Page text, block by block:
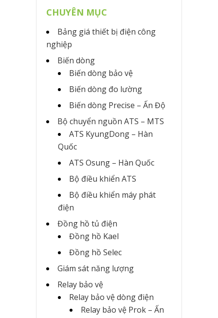
CHUYÊN MỤC
Bảng giá thiết bị điện công
nghiệp
Biến dòng
Biến dòng bảo vệ
Biến dòng đo lường
Biến dòng Precise – Ấn Độ
Bộ chuyển nguồn ATS – MTS
ATS KyungDong – Hàn
Quốc
ATS Osung – Hàn Quốc
Bộ điều khiển ATS
Bộ điều khiển máy phát
điện
Đồng hồ tủ điện
Đồng hồ Kael
Đồng hồ Selec
Giám sát năng lượng
Relay bảo vệ
Relay bảo vệ dòng điện
Relay bảo vệ Prok – Ấn